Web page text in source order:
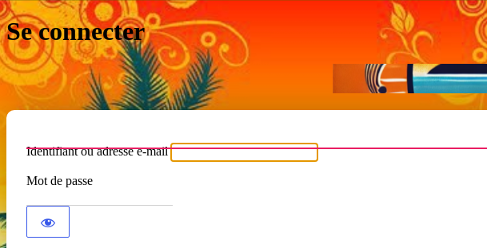
Se connecter
Identifiant ou adresse e-mail
Mot de passe